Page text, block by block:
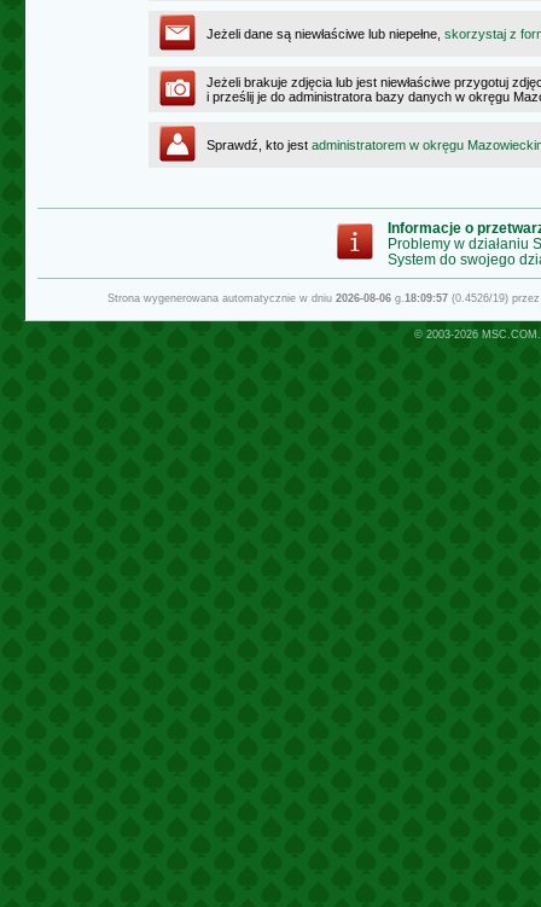
Jeżeli dane są niewłaściwe lub niepełne, skorzystaj z
Jeżeli brakuje zdjęcia lub jest niewłaściwe przygotuj
i prześlij je do administratora bazy danych w okręgu
Sprawdź, kto jest administratorem w okręgu
Informacje o
Problemy w działaniu
System do swojego
Strona wygenerowana automatycznie w dniu 2026-08-06g.18:09:57(0.4526/19)
© 2003-2026